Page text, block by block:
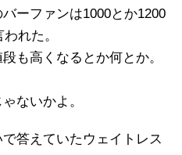
ーファンは1000とか1200
れた。
も高くなるとか何とか。
ないかよ。
答えていたウェイトレス